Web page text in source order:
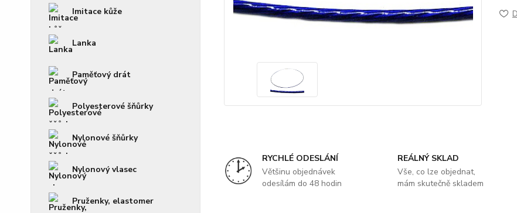
Imitace kůže
Lanka
Paměťový drát
Polyesterové šňůrky
Nylonové šňůrky
Nylonový vlasec
Pruženky, elastomer
RYCHLÉ ODESLÁNÍ
Většinu objednávek
odesílám do 48 hodin
REÁLNÝ SKLAD
Vše, co lze objednat,
mám skutečně skladem